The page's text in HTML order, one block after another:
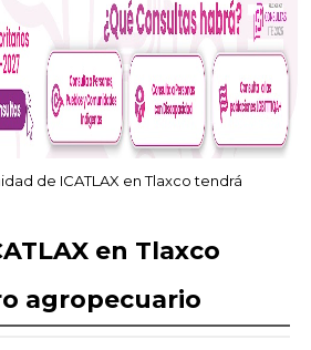
de ICATLAX en Tlaxco tendrá
en Tlaxco
agropecuario